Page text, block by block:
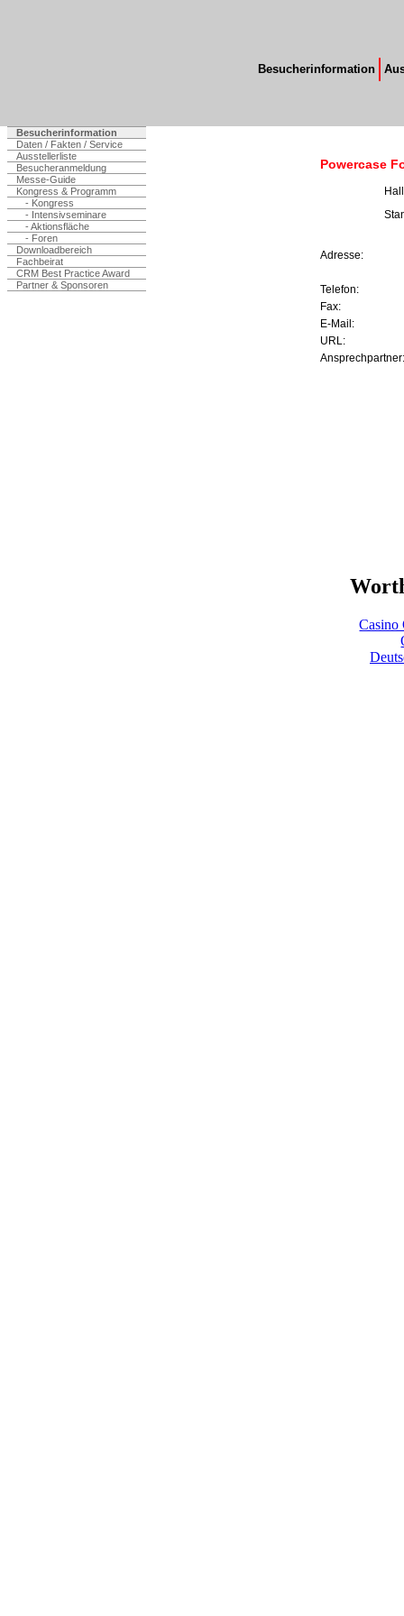
Besucherinformation
Besucherinformation
Daten / Fakten / Service
Ausstellerliste
Besucheranmeldung
Messe-Guide
Kongress & Programm
- Kongress
- Intensivseminare
- Aktionsfläche
- Foren
Downloadbereich
Fachbeirat
CRM Best Practice Award
Partner & Sponsoren
Powercase
Adresse:
Telefon:
Fax:
E-Mail:
URL:
Casino